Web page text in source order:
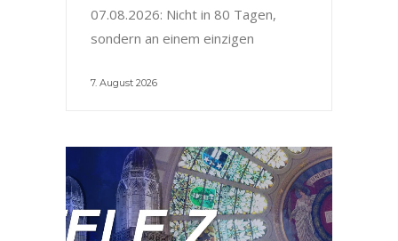
07.08.2026: Nicht in 80 Tagen,
sondern an einem einzigen
7. August 2026